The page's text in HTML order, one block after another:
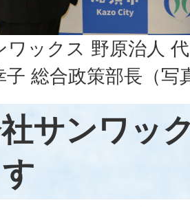
ワックス 野原治人
子 総合政策部長（写
サンワッ